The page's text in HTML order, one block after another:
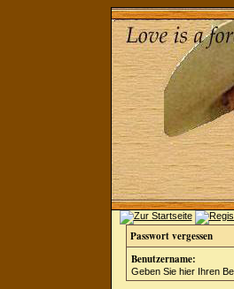
Passwort vergessen
Benutzername:
Geben Sie hier Ihren